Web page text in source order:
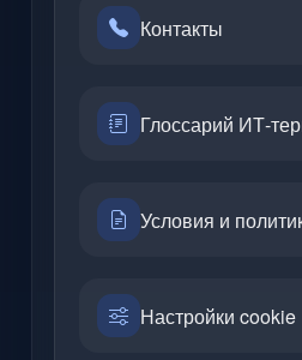
Контакты
Глоссарий ИТ-
Условия и
Настройки cookie